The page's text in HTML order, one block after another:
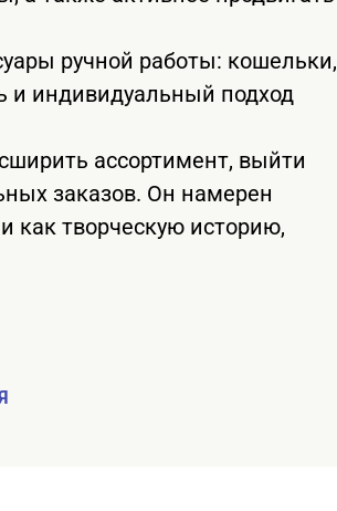
ручной работы: кошельки,
и индивидуальный подход
ассортимент, выйти
заказов. Он намерен
как творческую историю,